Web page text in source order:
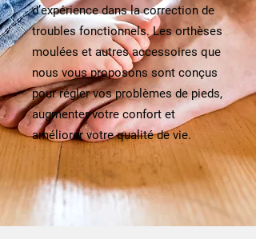
d’expérience dans la correction de
troubles fonctionnels. Les orthèses
moulées et autres accessoires que
nous vous proposons sont conçus
pour régler vos problèmes de pieds,
augmenter votre confort et
améliorer votre qualité de vie.